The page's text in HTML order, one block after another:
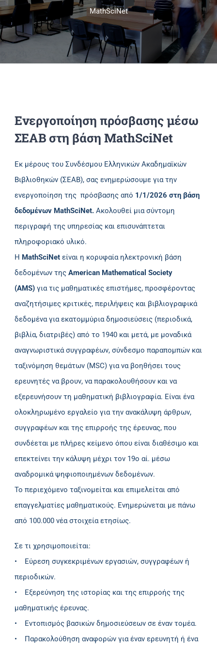
Πανεπιστημιακές Μονάδες
MathSciNet
Ενεργοποίηση πρόσβασης μέσω
ΣΕΑΒ στη βάση MathSciNet
Εκ μέρους του Συνδέσμου Ελληνικών Ακαδημαϊκών
Βιβλιοθηκών (ΣΕΑΒ), σας ενημερώσουμε για την
ενεργοποίηση της πρόσβασης από 1/1/2026 στη βάση
δεδομένων MathSciNet. Ακολουθεί μια σύντομη
περιγραφή της υπηρεσίας και επισυνάπτεται
πληροφοριακό υλικό.
H MathSciNet είναι η κορυφαία ηλεκτρονική βάση
δεδομένων της American Mathematical Society
(AMS) για τις μαθηματικές επιστήμες, προσφέροντας
αναζητήσιμες κριτικές, περιλήψεις και βιβλιογραφικά
δεδομένα για εκατομμύρια δημοσιεύσεις (περιοδικά,
βιβλία, διατριβές) από το 1940 και μετά, με μοναδικά
αναγνωριστικά συγγραφέων, σύνδεσμο παραπομπών και
ταξινόμηση θεμάτων (MSC) για να βοηθήσει τους
ερευνητές να βρουν, να παρακολουθήσουν και να
εξερευνήσουν τη μαθηματική βιβλιογραφία. Είναι ένα
ολοκληρωμένο εργαλείο για την ανακάλυψη άρθρων,
συγγραφέων και της επιρροής της έρευνας, που
συνδέεται με πλήρες κείμενο όπου είναι διαθέσιμο και
επεκτείνει την κάλυψη μέχρι τον 19ο αί. μέσω
αναδρομικά ψηφιοποιημένων δεδομένων.
Το περιεχόμενο ταξινομείται και επιμελείται από
επαγγελματίες μαθηματικούς. Ενημερώνεται με πάνω
από 100.000 νέα στοιχεία ετησίως.
Σε τι χρησιμοποιείται:
• Εύρεση συγκεκριμένων εργασιών, συγγραφέων ή
περιοδικών.
• Εξερεύνηση της ιστορίας και της επιρροής της
μαθηματικής έρευνας.
• Εντοπισμός βασικών δημοσιεύσεων σε έναν τομέα.
• Παρακολούθηση αναφορών για έναν ερευνητή ή ένα